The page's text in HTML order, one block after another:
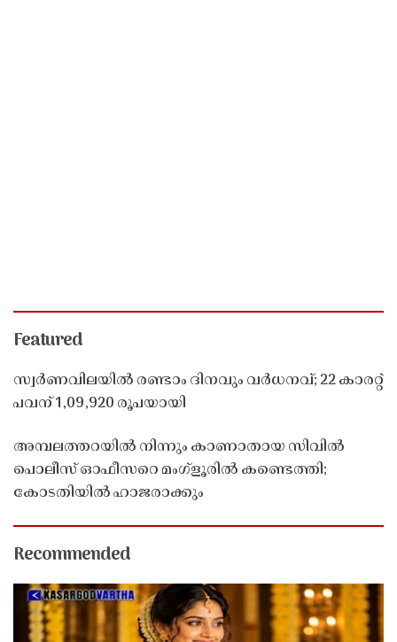
Featured
സ്വർണവിലയിൽ രണ്ടാം ദിനവും വർധനവ്; 22 കാരറ്റ്
പവന് 1,09,920 രൂപയായി
അമ്പലത്തറയിൽ നിന്നും കാണാതായ സിവിൽ
പൊലീസ് ഓഫീസറെ മംഗ്ളൂരിൽ കണ്ടെത്തി;
കോടതിയിൽ ഹാജരാക്കും
Recommended